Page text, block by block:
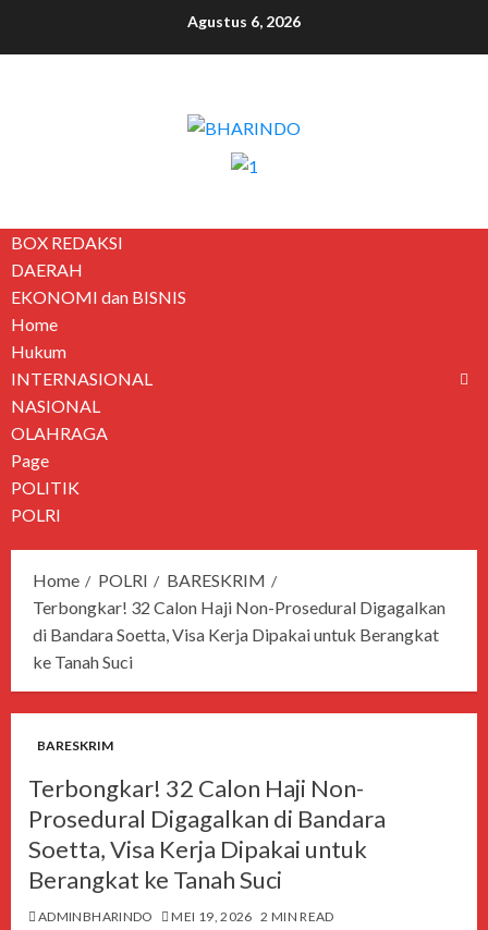
Agustus 6, 2026
BOX REDAKSI
DAERAH
EKONOMI dan BISNIS
Home
Hukum
INTERNASIONAL
NASIONAL
OLAHRAGA
Page
POLITIK
POLRI
Home POLRI
BARESKRIM
Terbongkar! 32 Calon Haji Non-Prosedural Digagalkan
di Bandara Soetta, Visa Kerja Dipakai untuk Berangkat
ke Tanah Suci
BARESKRIM
Terbongkar! 32 Calon Haji Non-
Prosedural Digagalkan di Bandara
Soetta, Visa Kerja Dipakai untuk
Berangkat ke Tanah Suci
ADMINBHARINDO MEI 19, 2026 2 MIN READ